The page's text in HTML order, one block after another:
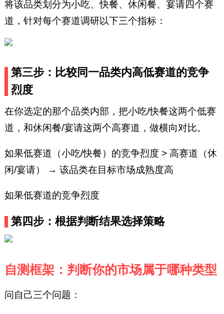
将该品类划分为小吃、快餐、休闲餐、宴请四个赛
道，针对每个赛道调研以下三个指标：
第三步：比较同一品类内高低赛道的竞争
烈度
在你选定的那个品类内部，把小吃/快餐这两个低赛
道，和休闲餐/宴请这两个高赛道，做横向对比。
如果低赛道（小吃/快餐）的竞争烈度 > 高赛道（休
闲/宴请） → 该品类在目标市场成熟度高
如果低赛道的竞争烈度
第四步：根据判断结果选择策略
自测框架：判断你的市场属于哪种类型
问自己三个问题：